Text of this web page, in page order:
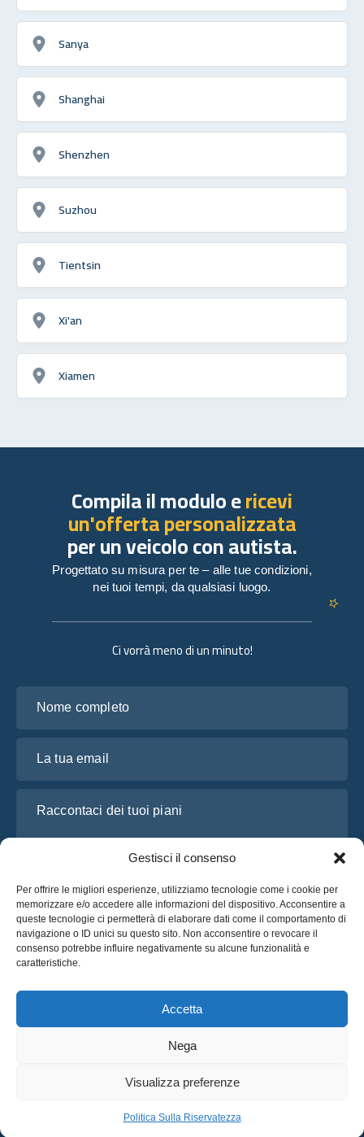
Gestisci il consenso
Per offrire le migliori esperienze, utilizziamo tecnologie come i cookie per
memorizzare e/o accedere alle informazioni del dispositivo. Acconsentire a
queste tecnologie ci permetterà di elaborare dati come il comportamento di
navigazione o ID unici su questo sito. Non acconsentire o revocare il
consenso potrebbe influire negativamente su alcune funzionalità e
caratteristiche.
Accetta
Nega
Visualizza preferenze
Politica Sulla Riservatezza
Sanya
Shanghai
Shenzhen
Suzhou
Tientsin
Xi'an
Xiamen
Politica Sulla Riservatezza
Termini & Condizioni
Ci vorrà meno di un minuto!
Ho letto e accetto l’
Richiedi un preventivo
Richiedi un preventivo
Compila il modulo ericevi
un'offerta personalizzata
per un veicolo con autista.
Progettato su misura per te – alle tue condizioni,
nei tuoi tempi, da qualsiasi luogo.